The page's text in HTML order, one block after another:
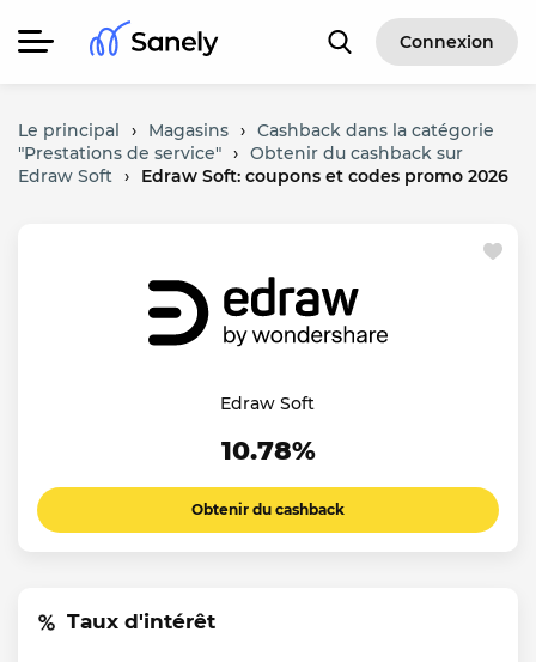
Connexion
Le principal › Magasins › Cashback dans la catégorie
"Prestations de service" › Obtenir du cashback sur
Edraw Soft › Edraw Soft: coupons et codes promo 2026
Edraw Soft
10.78%
Obtenir du cashback
Taux d'intérêt